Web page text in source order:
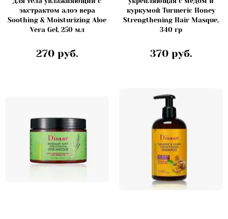
экстрактом алоэ вера
Soothing & Moisturizing Aloe
Vera Gel, 250 мл
270 руб.
куркумой Turmeric Honey
Strengthening Hair Masque,
340 гр
370 руб.